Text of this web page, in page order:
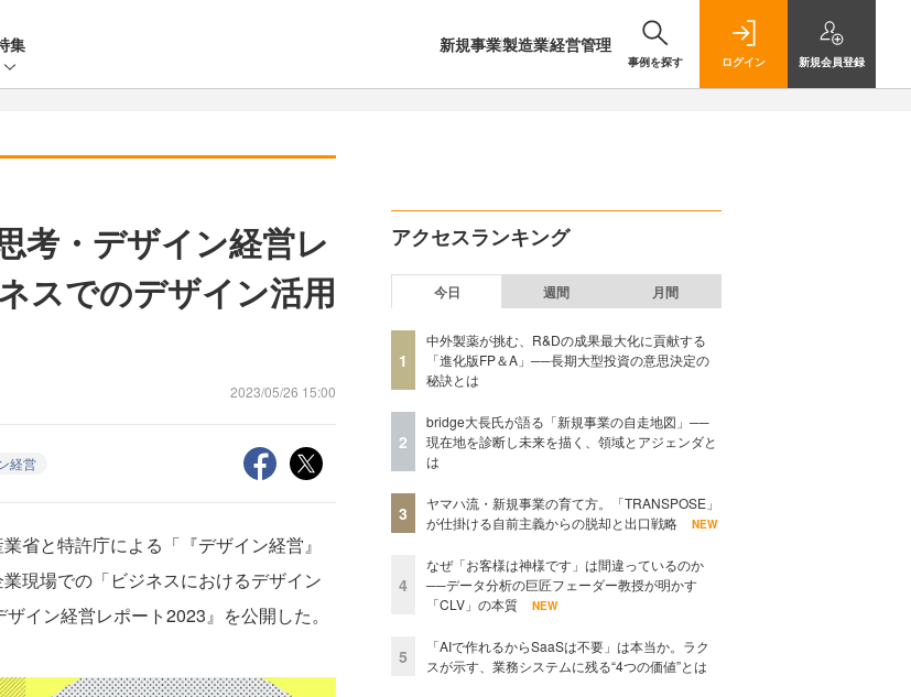
集 新規事業製造業経営管理
事例を探す ログイン 新規会員登録
考・デザイン経営レ
スでのデザイン活用
2023/05/26 15:00
経営
省と特許庁による「『デザイン経営』
現場での「ビジネスにおけるデザイン
イン経営レポート2023』を公開した。
アクセスランキング
今日 週間 月間
1
中外製薬が挑む、R&Dの成果最大化に貢献する
「進化版FP＆A」──長期大型投資の意思決定の
秘訣とは
2
bridge大長氏が語る「新規事業の自走地図」──
現在地を診断し未来を描く、領域とアジェンダと
は
3
ヤマハ流・新規事業の育て方。「TRANSPOSE」
が仕掛ける自前主義からの脱却と出口戦略
NEW
4
なぜ「お客様は神様です」は間違っているのか
──データ分析の巨匠フェーダー教授が明かす
「CLV」の本質
NEW
5
「AIで作れるからSaaSは不要」は本当か。ラク
スが示す、業務システムに残る“4つの価値”とは